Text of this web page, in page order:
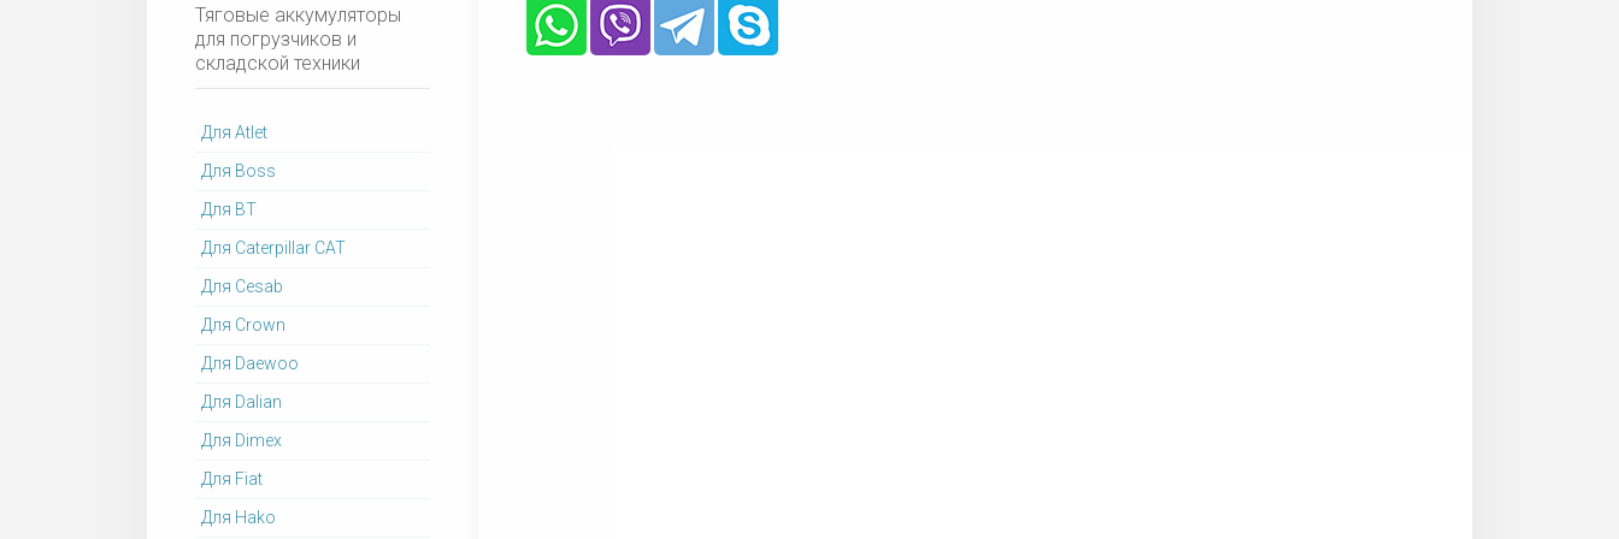
Тяговые аккумуляторы
для погрузчиков и
складской техники
Для Atlet
Для Boss
Для BT
Для Caterpillar CAT
Для Cesab
Для Crown
Для Daewoo
Для Dalian
Для Dimex
Для Fiat
Для Hako